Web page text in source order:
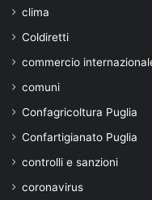
clima
Coldiretti
commercio
comuni
Confagricoltura Puglia
Confartigianato Puglia
controlli e sanzioni
coronavirus